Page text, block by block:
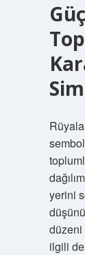
yerini
düzeni
ilgili